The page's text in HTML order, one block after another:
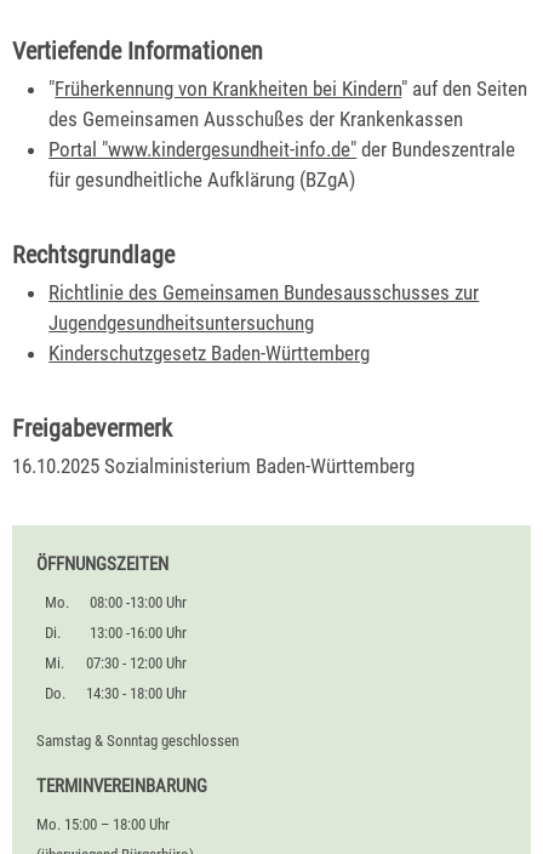
Vertiefende Informationen
"Früherkennung von Krankheiten bei Kindern" auf den Seiten
des Gemeinsamen Ausschußes der Krankenkassen
Portal "www.kindergesundheit-info.de" der Bundeszentrale
für gesundheitliche Aufklärung (BZgA)
Rechtsgrundlage
Richtlinie des Gemeinsamen Bundesausschusses zur
Jugendgesundheitsuntersuchung
Kinderschutzgesetz Baden-Württemberg
Freigabevermerk
16.10.2025 Sozialministerium Baden-Württemberg
ÖFFNUNGSZEITEN
Mo.
08:00 -13:00 Uhr
Di.
13:00 -16:00 Uhr
Mi.
07:30 - 12:00 Uhr
Do.
14:30 - 18:00 Uhr
Samstag & Sonntag geschlossen
TERMINVEREINBARUNG
Mo. 15:00 – 18:00 Uhr